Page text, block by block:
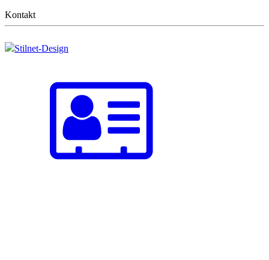
Kontakt
Stilnet-Design